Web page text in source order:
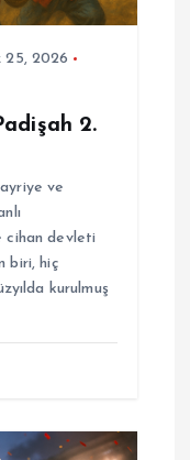
25, 2026
2.
ve
cihan devleti
biri, hiç
kurulmuş